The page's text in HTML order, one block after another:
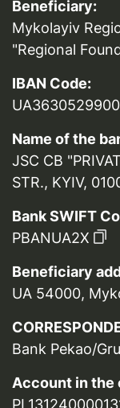
Beneficiary:
Mykolayiv
"Regional
IBAN Code:
Name of the
JSC CB
STR., KYIV,
Bank SWIFT
PBANUA2X
Beneficiary
UA 54000,
Bank Pekao/
Account in the